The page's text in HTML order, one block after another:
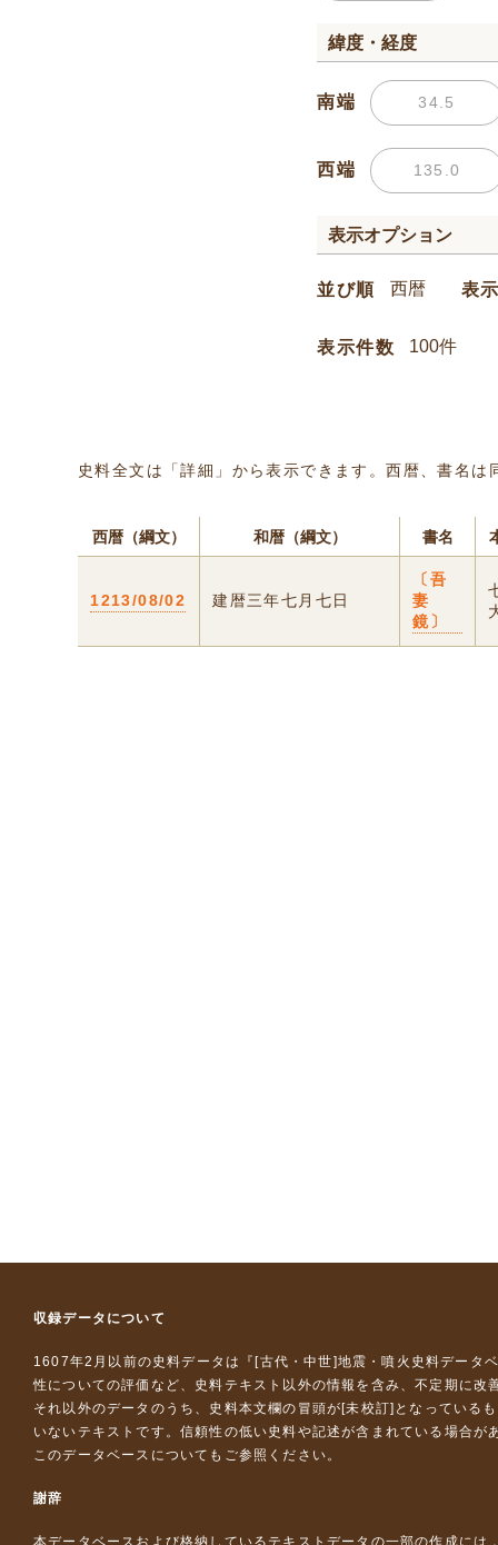
緯度・経度
南端
西端
表示オプション
並び順 表
表示件数
史料全文は「詳細」から表示できます。西暦、書名
西暦（綱文） 和暦（綱文） 書名
1213/08/02 建暦三年七月七日
〔吾
妻
鏡〕
収録データについて
1607年2月以前の史料データは『 [古代・中世]地震・噴火史料データ
性についての評価など、史料テキスト以外の情報を含み、不定期に改
それ以外のデータのうち、史料本文欄の冒頭が[未校訂]となっている
いないテキストです。信頼性の低い史料や記述が含まれている場合が
このデータベースについて もご参照ください。
謝辞
本データベースおよび格納しているテキストデータの一部の作成には